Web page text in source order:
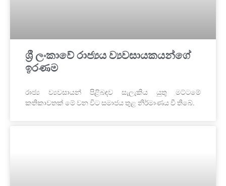
ශ්‍රී ලංකාවේ රාජ්‍යය ව්‍යවසායකයන්ගේ
ඉරණම
රාජ්‍ය ව්‍යවසායන් පිළිබඳව සැලැකිය යුතු මට්ටමේ
කතිකාවතක් මේ වන විට සමාජය තුළ නිර්මාණය වී තිබේ.